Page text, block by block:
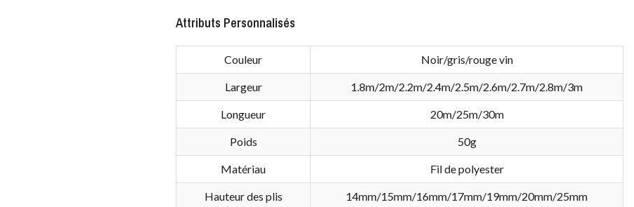
Attributs Personnalisés
Couleur Noir/gris/rouge vin
Largeur 1.8m/2m/2.2m/2.4m/2.5m/2.6m/2.7m/2.8m/3m
Longueur 20m/25m/30m
Poids 50g
Matériau Fil de polyester
Hauteur des plis 14mm/15mm/16mm/17mm/19mm/20mm/25mm